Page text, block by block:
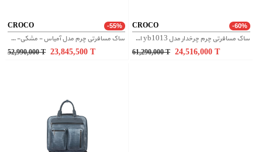
CROCO -55%
ساک مسافرتی چرم مدل آمیاس - مشکی- عسلی
52,990,000T 23,845,500T
CROCO -60%
ساک مسافرتی چرم چرخدار مدل yb1013 اشبالت - طوسی
61,290,000T 24,516,000 T